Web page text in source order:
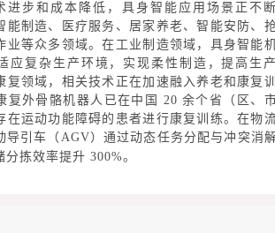
进步和成本降低，具身智能应用场景正不
能制造、医疗服务、居家养老、智能安防、
业等众多领域。在工业制造领域，具身智能
应复杂生产环境，实现柔性制造，提高生
复领域，相关技术正在加速融入养老和康复
复外骨骼机器人已在中国 20 余个省（区、
在运动功能障碍的患者进行康复训练。在物
导引车（AGV）通过动态任务分配与冲突消
分拣效率提升 300%。